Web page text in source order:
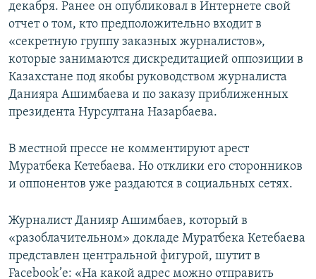
декабря. Ранее он опубликовал в Интернете свой
отчет о том, кто предположительно входит в
«секретную группу заказных журналистов»,
которые занимаются дискредитацией оппозиции в
Казахстане под якобы руководством журналиста
Данияра Ашимбаева и по заказу приближенных
президента Нурсултана Назарбаева.
В местной прессе не комментируют арест
Муратбека Кетебаева. Но отклики его сторонников
и оппонентов уже раздаются в социальных сетях.
Журналист Данияр Ашимбаев, который в
«разоблачительном» докладе Муратбека Кетебаева
представлен центральной фигурой, шутит в
Facebook’е: «На какой адрес можно отправить